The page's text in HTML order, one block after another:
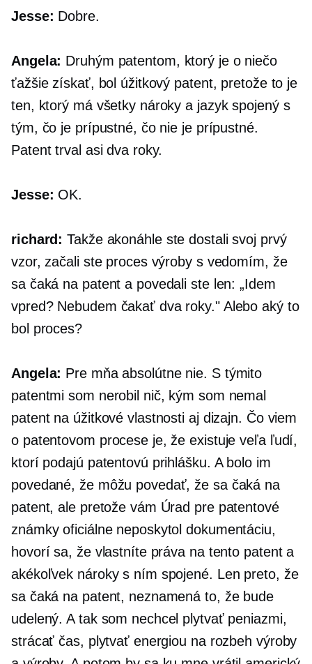
Jesse: Dobre.
Angela: Druhým patentom, ktorý je o niečo
ťažšie získať, bol úžitkový patent, pretože to je
ten, ktorý má všetky nároky a jazyk spojený s
tým, čo je prípustné, čo nie je prípustné.
Patent trval asi dva roky.
Jesse: OK.
richard: Takže akonáhle ste dostali svoj prvý
vzor, ​​začali ste proces výroby s vedomím, že
sa čaká na patent a povedali ste len: „Idem
vpred? Nebudem čakať dva roky." Alebo aký to
bol proces?
Angela: Pre mňa absolútne nie. S týmito
patentmi som nerobil nič, kým som nemal
patent na úžitkové vlastnosti aj dizajn. Čo viem
o patentovom procese je, že existuje veľa ľudí,
ktorí podajú patentovú prihlášku. A bolo im
povedané, že môžu povedať, že sa čaká na
patent, ale pretože vám Úrad pre patentové
známky oficiálne neposkytol dokumentáciu,
hovorí sa, že vlastníte práva na tento patent a
akékoľvek nároky s ním spojené. Len preto, že
sa čaká na patent, neznamená to, že bude
udelený. A tak som nechcel plytvať peniazmi,
strácať čas, plytvať energiou na rozbeh výroby